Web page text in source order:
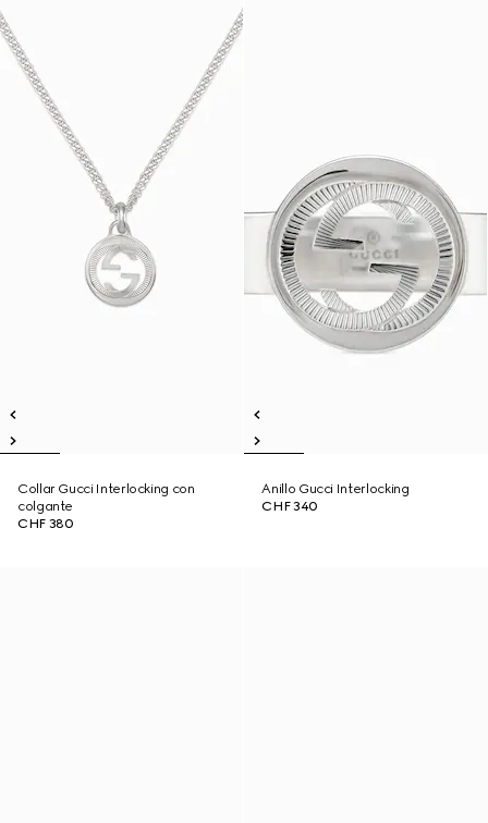
Collar Gucci Interlocking con
colgante
CHF 380
Anillo Gucci Interlocking
CHF 340